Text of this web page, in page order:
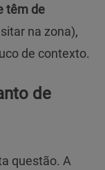
têm de
na zona),
de contexto.
de
questão. A